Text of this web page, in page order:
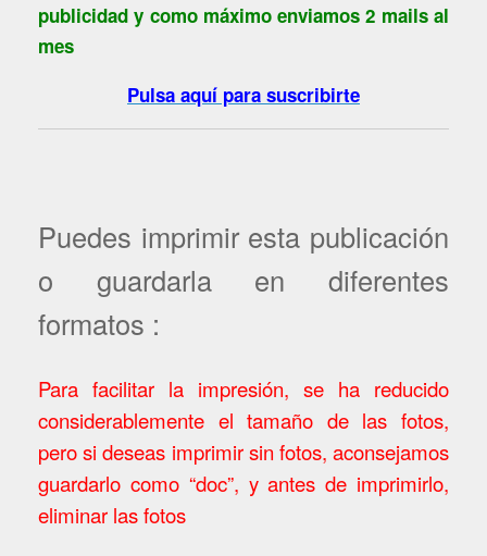
publicidad y como máximo enviamos 2 mails al
mes
Pulsa aquí para suscribirte
Puedes imprimir esta publicación
o guardarla en diferentes
formatos :
Para facilitar la impresión, se ha reducido
considerablemente el tamaño de las fotos,
pero si deseas imprimir sin fotos, aconsejamos
guardarlo como “doc”, y antes de imprimirlo,
eliminar las fotos